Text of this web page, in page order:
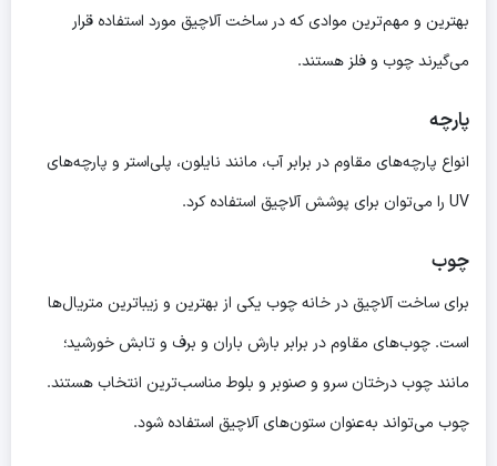
بهترین و مهم‌ترین موادی که در ساخت آلاچیق مورد استفاده قرار
می‌گیرند چوب و فلز هستند.
پارچه
انواع پارچه‌های مقاوم در برابر آب، مانند نایلون، پلی‌استر و پارچه‌های
UV را می‌توان برای پوشش آلاچیق استفاده کرد.
چوب
برای ساخت آلاچیق در خانه چوب یکی از بهترین و زیباترین متریال‌ها
است. چوب‌های مقاوم در برابر بارش باران و برف و تابش خورشید؛
مانند چوب درختان سرو و صنوبر و بلوط مناسب‌ترین انتخاب هستند.
چوب می‌تواند به‌عنوان ستون‌های آلاچیق استفاده شود.